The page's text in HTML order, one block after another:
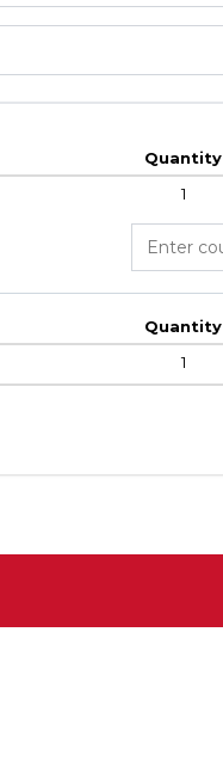
Quantity
1
Quantity
1